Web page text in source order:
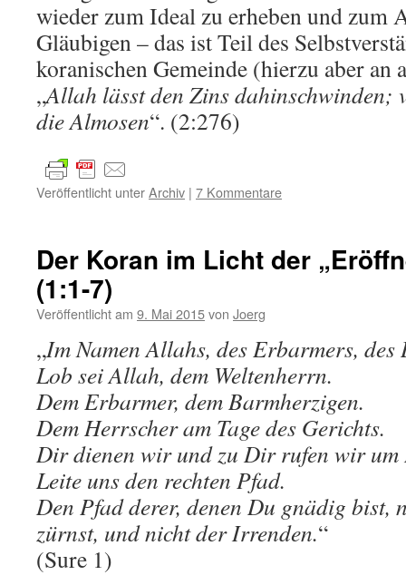
wieder zum Ideal zu erheben und zum
Gläubigen – das ist Teil des
koranischen Gemeinde (hierzu aber an
„Allah lässt den Zins dahinschwinden;
die Almosen“. (2:276)
Veröffentlicht unterArchiv | 7 Kommentare
Der Koran im Licht der
(1:1-7)
Veröffentlicht am 9. Mai 2015von Joerg
„Im Namen Allahs, des Erbarmers, des
Lob sei Allah, dem Weltenherrn.
Dem Erbarmer, dem Barmherzigen.
Dem Herrscher am Tage des Gerichts.
Dir dienen wir und zu Dir rufen wir um
Leite uns den rechten Pfad.
Den Pfad derer, denen Du gnädig bist,
zürnst, und nicht der Irrenden.“
(Sure 1)